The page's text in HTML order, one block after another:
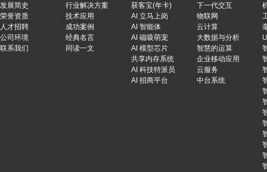
发展简史
荣誉资质
人才招聘
公司环境
联系我们
行业解决方案
技术应用
成功案例
经典名言
同读一文
获客宝(年卡)
AI 立马上岗
AI 智能体
AI 磁吸萌宠
AI 模型芯片
共享内存系统
AI 科技特派员
AI 招商平台
下一代交互
物联网
云计算
大数据与分析
智慧的运算
企业移动应用
云服务
中台系统